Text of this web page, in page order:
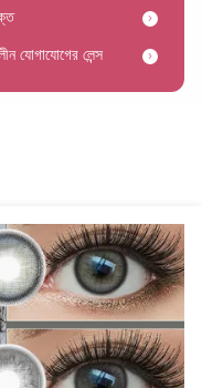
বেস বক্রতা আরামদায়ক
জলীয় উপাদান
ঝিকিমিকি ধূসর টরিক রঙিন কন্টাক্ট লেন্স ১৪.০মিমি ব্যাস এবং ৩৮% জলীয় উপাদান
ডিসপোজেবল বার্ষিক রঙিন কন্টাক্ট লেন্স 0.00~-8.00 প্রেসক্রিপশন পাওয়ার 14.5 মিমি ব্যাস
রঙিন প্রেসক্রিপশন ফ্যাশন যোগাযোগের লেন্স 38% জল সামগ্রী উচ্চ অক্সিজেন পারমিটি সহ HEMA